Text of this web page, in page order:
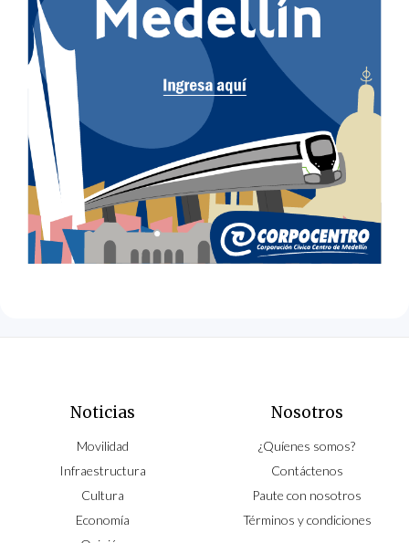
Noticias
Movilidad
Infraestructura
Cultura
Economía
Nosotros
¿Quíenes somos?
Contáctenos
Paute con nosotros
Términos y condiciones